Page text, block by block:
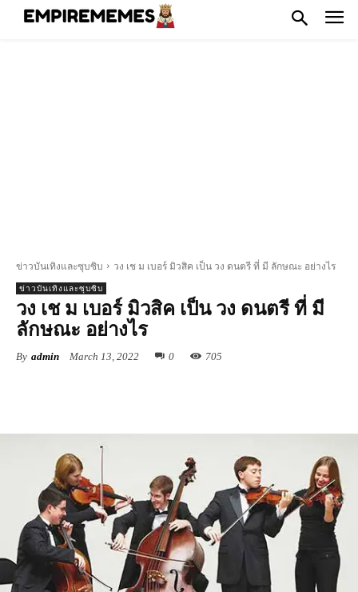
ข่าวบันเทิงและซุบซิบ วง เช ม เบอร์ มิวสิค เป็น วง ดนตรี ที่ มี ลักษณะ อย่างไร
ข่าวบันเทิงและซุบซิบ
วง เช ม เบอร์ มิวสิค เป็น วง ดนตรี ที่ มี
ลักษณะ อย่างไร
By admin March 13, 2022 0 705